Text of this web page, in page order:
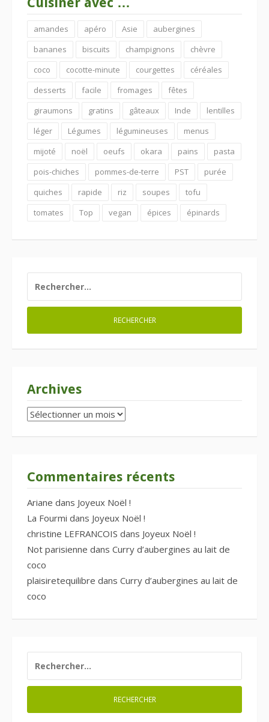
amandes apéro Asie
aubergines
bananes
biscuits champignons
chèvre
coco
cocotte-minute courgettes
céréales
desserts
facile fromages
fêtes
giraumons
gratins gâteaux Inde
lentilles
léger
Légumes légumineuses
menus
mijoté
noël oeufs okara pains
pasta
pois-chiches
pommes-de-terre PST
purée
quiches
rapide riz soupes
tofu
tomates
Top vegan épices épinards
Archives
Archives
Commentaires récents
Ariane dans Joyeux Noël !
La Fourmi dans Joyeux Noël !
christine LEFRANCOIS dans Joyeux Noël !
Not parisienne dans Curry d’aubergines au lait de
coco
plaisiretequilibre dans Curry d’aubergines au lait de
coco